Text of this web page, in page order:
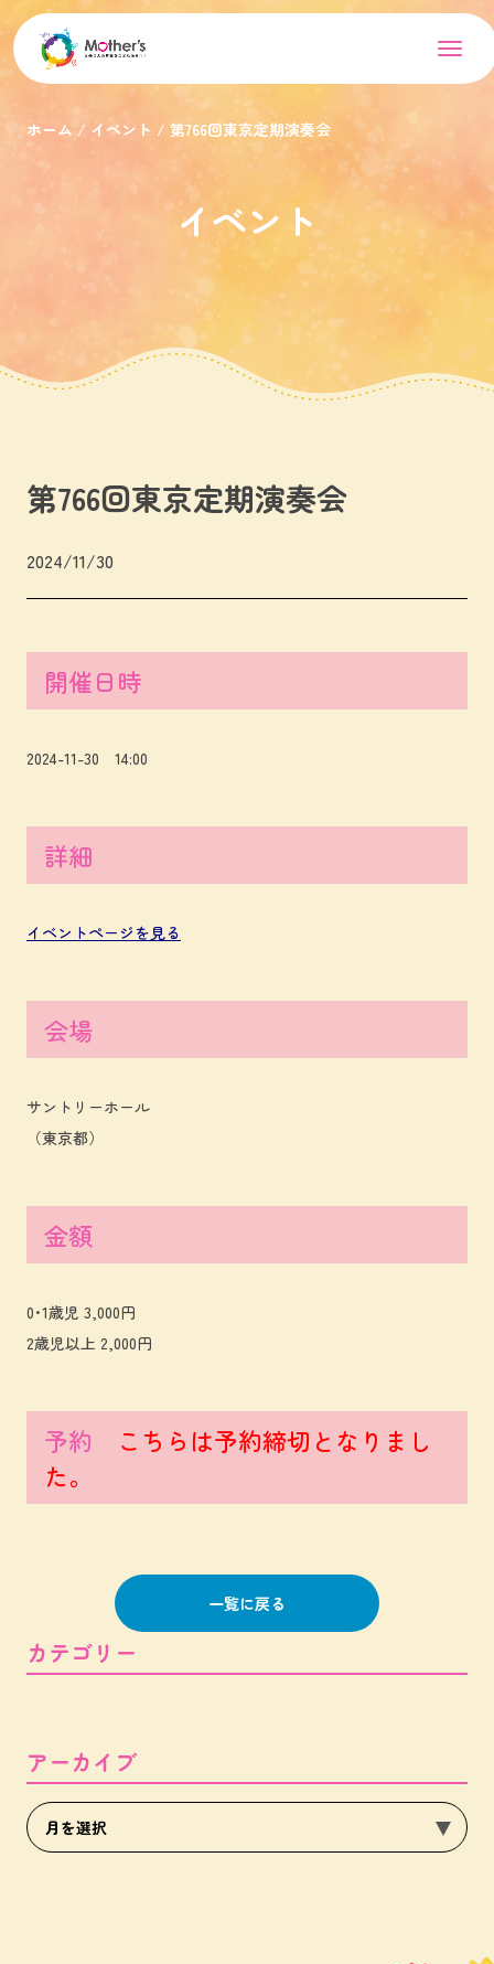
ホーム イベント 第766回東京定期演奏会
イベント
第766回東京定期演奏会
2024/11/30
開催日時
2024-11-30 14:00
詳細
イベントページを見る
会場
サントリーホール
（東京都）
金額
0･1歳児 3,000円
2歳児以上 2,000円
予約
こちらは予約締切となりまし
た。
一覧に戻る
カテゴリー
アーカイブ